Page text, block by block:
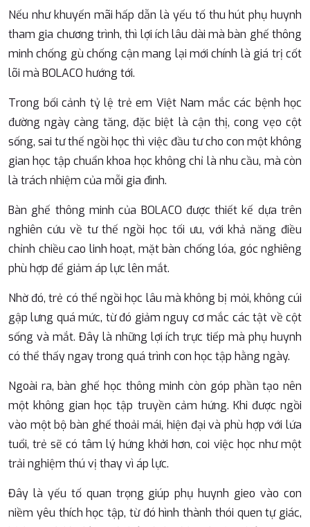
Nếu như khuyến mãi hấp dẫn là yếu tố thu hút phụ huynh
tham gia chương trình, thì lợi ích lâu dài mà bàn ghế thông
minh chống gù chống cận mang lại mới chính là giá trị cốt
lõi mà BOLACO hướng tới.
Trong bối cảnh tỷ lệ trẻ em Việt Nam mắc các bệnh học
đường ngày càng tăng, đặc biệt là cận thị, cong vẹo cột
sống, sai tư thế ngồi học thì việc đầu tư cho con một không
gian học tập chuẩn khoa học không chỉ là nhu cầu, mà còn
là trách nhiệm của mỗi gia đình.
Bàn ghế thông minh của BOLACO được thiết kế dựa trên
nghiên cứu về tư thế ngồi học tối ưu, với khả năng điều
chỉnh chiều cao linh hoạt, mặt bàn chống lóa, góc nghiêng
phù hợp để giảm áp lực lên mắt.
Nhờ đó, trẻ có thể ngồi học lâu mà không bị mỏi, không cúi
gập lưng quá mức, từ đó giảm nguy cơ mắc các tật về cột
sống và mắt. Đây là những lợi ích trực tiếp mà phụ huynh
có thể thấy ngay trong quá trình con học tập hằng ngày.
Ngoài ra, bàn ghế học thông minh còn góp phần tạo nên
một không gian học tập truyền cảm hứng. Khi được ngồi
vào một bộ bàn ghế thoải mái, hiện đại và phù hợp với lứa
tuổi, trẻ sẽ có tâm lý hứng khởi hơn, coi việc học như một
trải nghiệm thú vị thay vì áp lực.
Đây là yếu tố quan trọng giúp phụ huynh gieo vào con
niềm yêu thích học tập, từ đó hình thành thói quen tự giác,